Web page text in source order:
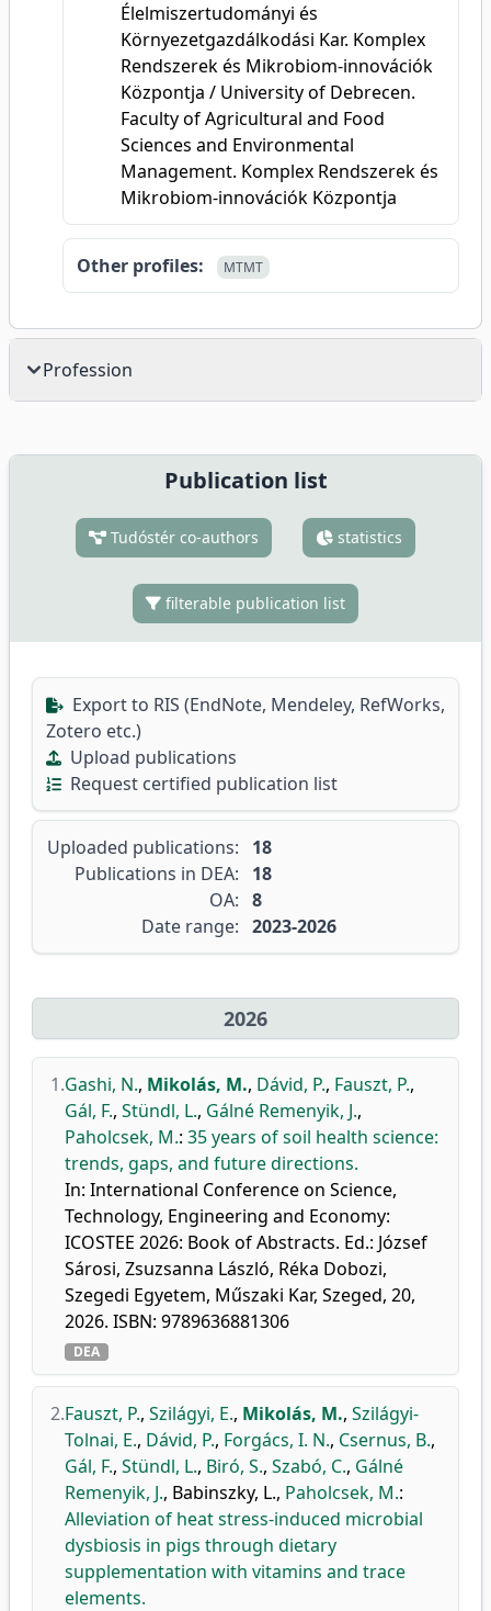
Élelmiszertudományi és
Környezetgazdálkodási Kar. Komplex
Rendszerek és Mikrobiom-innovációk
Központja / University of Debrecen.
Faculty of Agricultural and Food
Sciences and Environmental
Management. Komplex Rendszerek és
Mikrobiom-innovációk Központja
Other profiles: MTMT
Profession
Publication list
Tudóstér co-authors statistics
filterable publication list
Export to RIS (EndNote, Mendeley, RefWorks,
Zotero etc.)
Upload publications
Request certified publication list
Uploaded publications:
18
Publications in DEA:
18
OA: 8
Date range: 2023-2026
2026
1.Gashi, N., Mikolás, M., Dávid, P., Fauszt, P.,
Gál, F., Stündl, L., Gálné Remenyik, J.,
Paholcsek, M.: 35 years of soil health science:
trends, gaps, and future directions.
In: International Conference on Science,
Technology, Engineering and Economy:
ICOSTEE 2026: Book of Abstracts. Ed.: József
Sárosi, Zsuzsanna László, Réka Dobozi,
Szegedi Egyetem, Műszaki Kar, Szeged, 20,
2026. ISBN: 9789636881306
DEA
2.Fauszt, P., Szilágyi, E., Mikolás, M., Szilágyi-
Tolnai, E., Dávid, P., Forgács, I. N., Csernus, B.,
Gál, F., Stündl, L., Biró, S., Szabó, C., Gálné
Remenyik, J., Babinszky, L., Paholcsek, M.:
Alleviation of heat stress-induced microbial
dysbiosis in pigs through dietary
supplementation with vitamins and trace
elements.